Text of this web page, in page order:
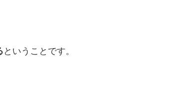
ということです。